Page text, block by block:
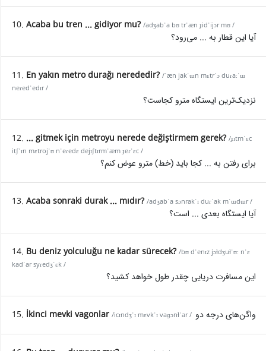
10. Acaba bu tren ... gidiyor mu? /adʒabˈa bʊ trˈæn ɟidˈijɔr mʊ /
آیا این قطار به ... می‌رود؟
11. En yakın metro durağı nerededir? /ˈæn jakˈɯn mɛtrˈɔ duɾaːˈɯ
neɾedˈedɪr /
نزدیک‌ترین ایستگاه مترو کجاست؟
12. ... gitmek için metroyu nerede değiştirmem gerek? /ɟɪtmˈɛc
itʃˈɪn mɛtrojˈʊ nˈeɾedɛ dejɪʃtɪrmˈæm ɟeɾˈɛc /
برای رفتن به ... کجا باید (خط) مترو عوض کنم؟
13. Acaba sonraki durak ... mıdır? /adʒabˈa sɔnrakˈɪ duɾˈak mˈɯdɯr /
آیا ایستگاه بعدی ... است؟
14. Bu deniz yolculuğu ne kadar sürecek? /bʊ dˈenɪz jɔɫdʒuɫˈʊː nˈɛ
kadˈar syɾedʒˈɛk /
این مسافرت دریایی چقدر طول خواهد کشید؟
15. İkinci mevki vagonlar /icɪndʒˈɪ mɛvkˈɪ vaɡɔnɫˈar / واگن‌های درجه دو